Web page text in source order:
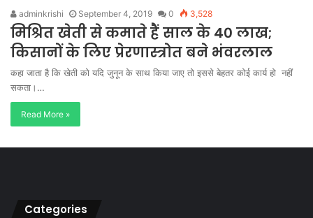
adminkrishi September 4, 2019 0 3,528
मिश्रित खेती से कमाते हैं साल के 40 लाख;
किसानों के लिए प्रेरणास्त्रोत बने भंवरलाल
कहा जाता है कि खेती को यदि जुनून के साथ किया जाए तो इससे बेहतर कोई कार्य हो नहीं
सकता।…
Read More »
Categories